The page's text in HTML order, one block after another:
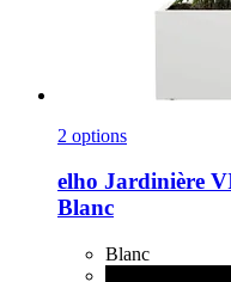
2 options
elho Jardinière
Blanc
Blanc